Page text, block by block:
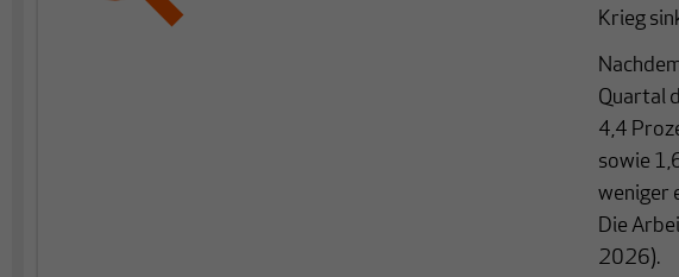
Krieg
Quartal
4,4
sowie
weniger
Die
2026).